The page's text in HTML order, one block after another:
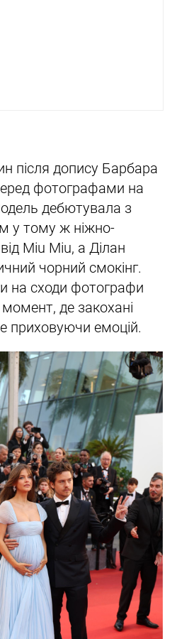
після допису Барбара
фотографами на
дебютувала з
у тому ж ніжно-
Miu Miu, а Ділан
чорний смокінг.
на сходи фотографи
де закохані
приховуючи емоцій.